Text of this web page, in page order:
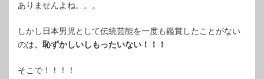
ありませんよね。。。
しかし日本男児として伝統芸能を一度も鑑賞したことがない
のは、恥ずかしいしもったいない！！！
そこで！！！！